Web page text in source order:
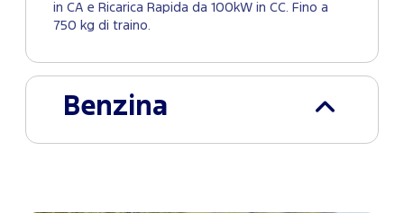
in CA e Ricarica Rapida da 100kW in CC. Fino a
750 kg di traino.
Benzina